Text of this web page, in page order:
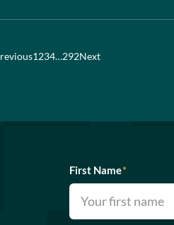
1234…292Next
First Name*